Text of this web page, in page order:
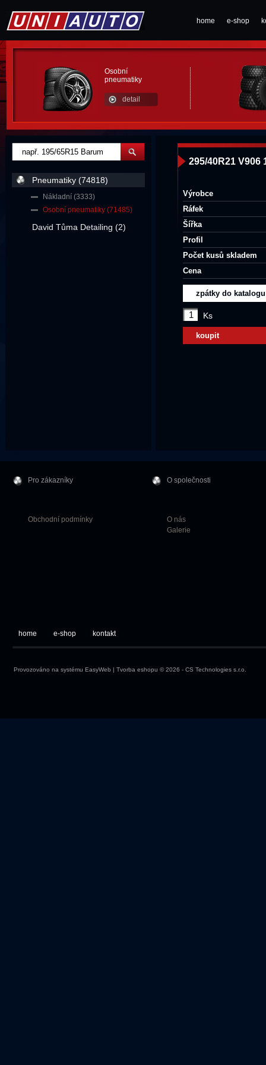
home e-shop
Osobní
pneumatiky
detail
295/40R21 V906
Výrobce
Ráfek
Šířka
Profil
Počet kusů skladem
Cena
zpátky do katalogu
Ks
koupit
Pneumatiky (74818)
Nákladní (3333)
Osobní pneumatiky (71485)
David Tůma Detailing (2)
Pro zákazníky
Obchodní podmínky
O společnosti
O nás
Galerie
home e-shop kontakt
Provozováno na systému EasyWeb | Tvorba eshopu © 2026 - CS Technologies s.r.o.